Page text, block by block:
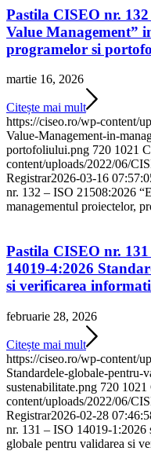
Pastila CISEO nr.
Value Management”
programelor si
martie 16, 2026
Citește mai mult
https://ciseo.ro/wp-content/
Value-Management-in-
portofoliului.png 720 1021
content/uploads/2022/06/
Registrar2026-03-16
nr. 132 – ISO 21508:2026
managementul proiectelor,
Pastila CISEO nr.
14019-4:2026
si verificarea
februarie 28, 2026
Citește mai mult
https://ciseo.ro/wp-content/
Standardele-globale-
sustenabilitate.png 720 1021
content/uploads/2022/06/
Registrar2026-02-28
nr. 131 – ISO 14019-1:2026
globale pentru validarea si